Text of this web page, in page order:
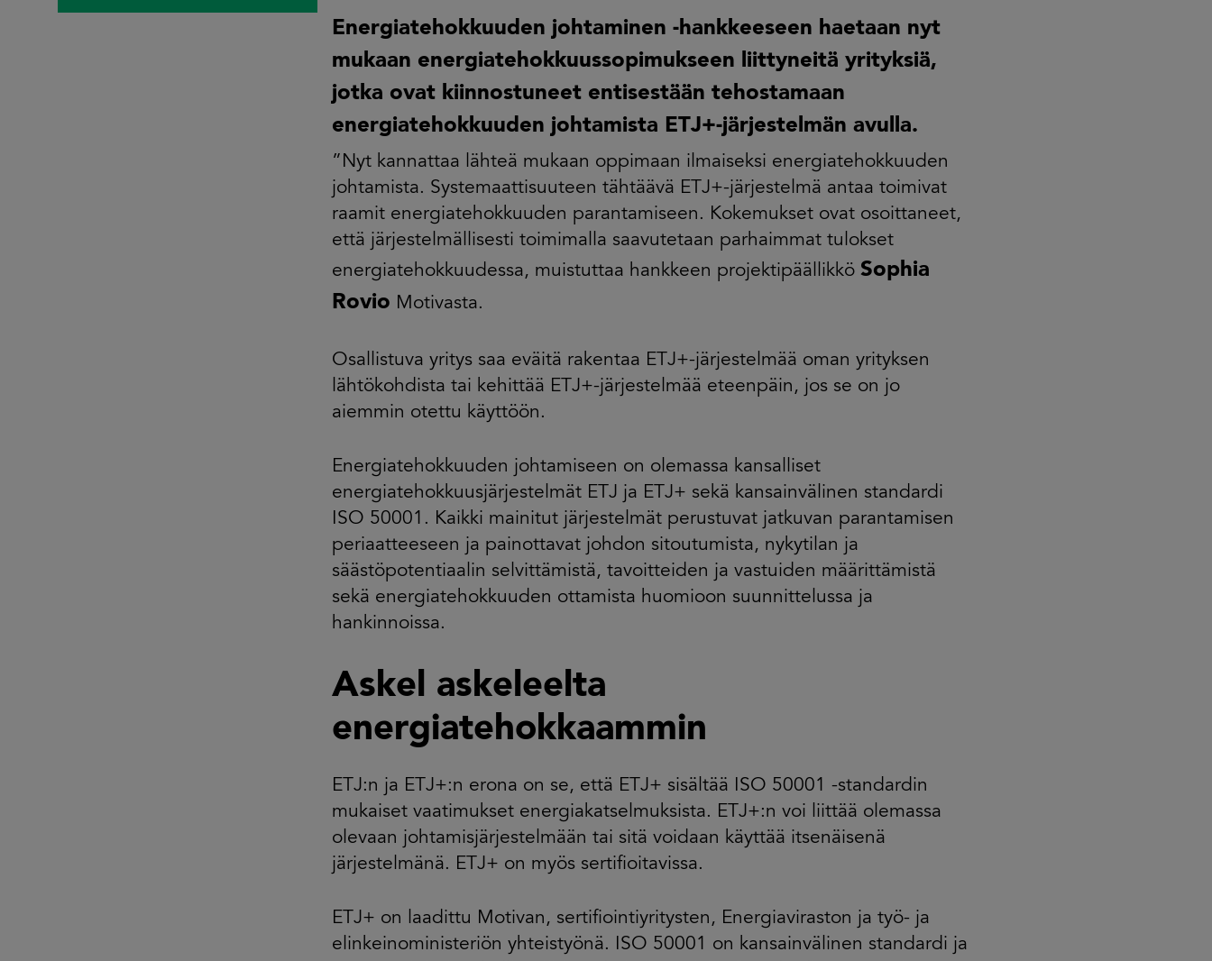
Energiatehokkuuden johtaminen -hankkeeseen haetaan nyt
mukaan energiatehokkuussopimukseen liittyneitä yrityksiä,
jotka ovat kiinnostuneet entisestään tehostamaan
energiatehokkuuden johtamista ETJ+-järjestelmän avulla.
”Nyt kannattaa lähteä mukaan oppimaan ilmaiseksi energiatehokkuuden
johtamista. Systemaattisuuteen tähtäävä ETJ+-järjestelmä antaa toimivat
raamit energiatehokkuuden parantamiseen. Kokemukset ovat osoittaneet,
että järjestelmällisesti toimimalla saavutetaan parhaimmat tulokset
energiatehokkuudessa, muistuttaa hankkeen projektipäällikkö Sophia
Rovio Motivasta.
Osallistuva yritys saa eväitä rakentaa ETJ+-järjestelmää oman yrityksen
lähtökohdista tai kehittää ETJ+-järjestelmää eteenpäin, jos se on jo
aiemmin otettu käyttöön.
Energiatehokkuuden johtamiseen on olemassa kansalliset
energiatehokkuusjärjestelmät ETJ ja ETJ+ sekä kansainvälinen standardi
ISO 50001. Kaikki mainitut järjestelmät perustuvat jatkuvan parantamisen
periaatteeseen ja painottavat johdon sitoutumista, nykytilan ja
säästöpotentiaalin selvittämistä, tavoitteiden ja vastuiden määrittämistä
sekä energiatehokkuuden ottamista huomioon suunnittelussa ja
hankinnoissa.
Askel askeleelta
energiatehokkaammin
ETJ:n ja ETJ+:n erona on se, että ETJ+ sisältää ISO 50001 -standardin
mukaiset vaatimukset energiakatselmuksista. ETJ+:n voi liittää olemassa
olevaan johtamisjärjestelmään tai sitä voidaan käyttää itsenäisenä
järjestelmänä. ETJ+ on myös sertifioitavissa.
ETJ+ on laadittu Motivan, sertifiointiyritysten, Energiaviraston ja työ- ja
elinkeinoministeriön yhteistyönä. ISO 50001 on kansainvälinen standardi ja